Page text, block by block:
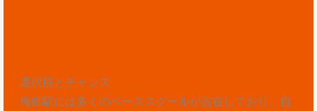
選択肢とチャンス
梅郷駅には多くのベーススクールが点在しており、自